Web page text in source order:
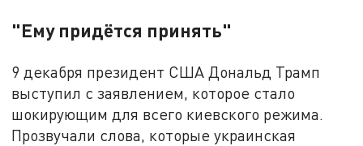
"Ему придётся принять"
9 декабря президент США Дональд Трамп
выступил с заявлением, которое стало
шокирующим для всего киевского режима.
Прозвучали слова, которые украинская